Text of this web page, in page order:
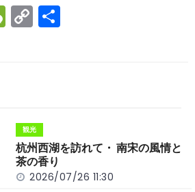
W
e
C
o
n
k
観光
杭州西湖を訪れて・ 南宋の風情と
茶の香り
2026/07/26 11:30